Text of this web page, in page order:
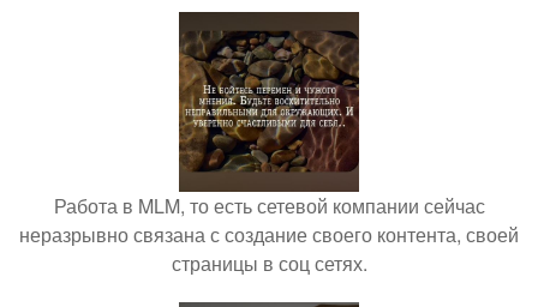
Работа в MLM, то есть сетевой компании сейчас
неразрывно связана с создание своего контента, своей
страницы в соц сетях.